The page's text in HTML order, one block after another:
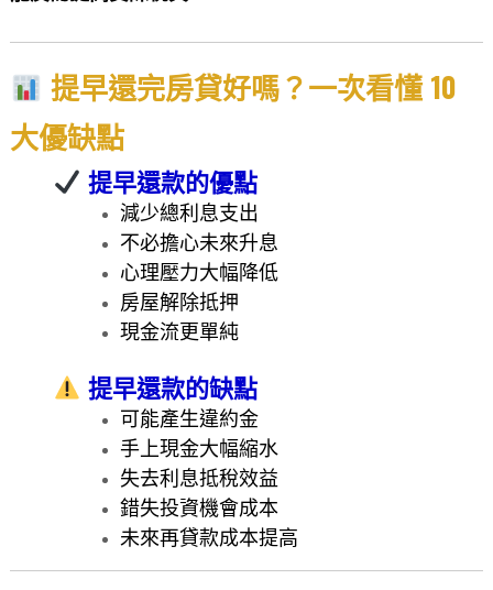
提早還完房貸好嗎？一次看懂 10
大優缺點
提早還款的優點
減少總利息支出
不必擔心未來升息
心理壓力大幅降低
房屋解除抵押
現金流更單純
提早還款的缺點
可能產生違約金
手上現金大幅縮水
失去利息抵稅效益
錯失投資機會成本
未來再貸款成本提高